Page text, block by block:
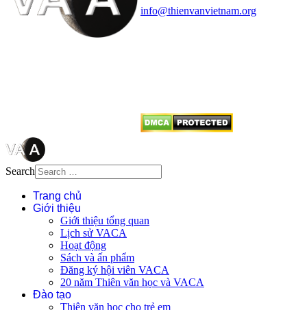
info@thienvanvietnam.org
Search
Trang chủ
Giới thiệu
Giới thiệu tổng quan
Lịch sử VACA
Hoạt động
Sách và ấn phẩm
Đăng ký hội viên VACA
20 năm Thiên văn học và VACA
Đào tạo
Thiên văn học cho trẻ em